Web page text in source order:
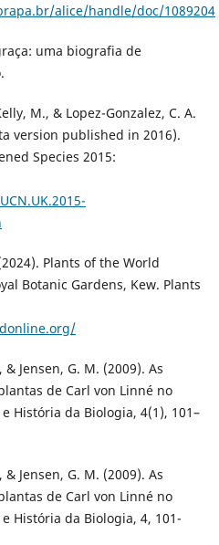
alice/handle/doc/1089204
uma biografia de
M., & Lopez-Gonzalez, C. A.
version published in 2016).
Species 2015:
Plants of the World
Botanic Gardens, Kew. Plants
Jensen, G. M. (2009). As
de Carl von Linné no
História da Biologia, 4(1), 101–
Jensen, G. M. (2009). As
de Carl von Linné no
História da Biologia, 4, 101-